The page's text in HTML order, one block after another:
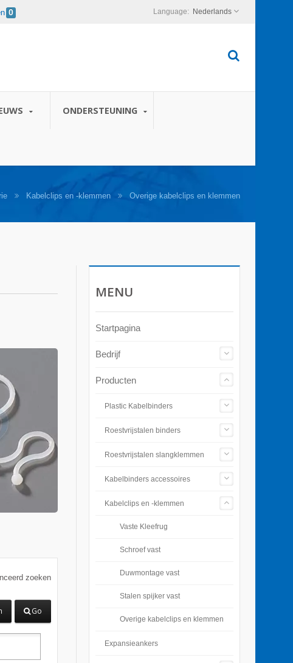
0 Nederlands
ONDERSTEUNING
Kabelclips en -klemmen Overige kabelclips en klemmen
zoeken
Go
MENU
Startpagina
Bedrijf
Producten
Plastic Kabelbinders
Roestvrijstalen binders
Roestvrijstalen slangklemmen
Kabelbinders accessoires
Kabelclips en -klemmen
Vaste Kleefrug
Schroef vast
Duwmontage vast
Stalen spijker vast
Overige kabelclips en klemmen
Expansieankers